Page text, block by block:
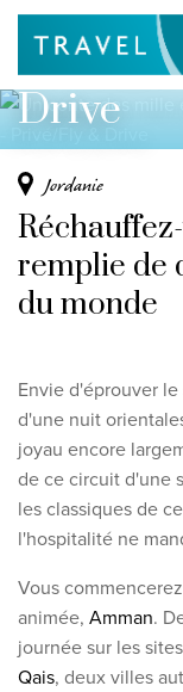
Les
Baoase
Lux* Grand
Voir toutes
Des
Fly & Drive -
Découverte
Voir tous
Lune de miel
Adultes
Luxe
Page d'accueil
Drive
Jordanie
remplie de
du monde
Envie d'éprouver
d'une nuit
joyau encore
de ce circuit d'une
les classiques de
l'hospitalité ne
Vous
animée, Amman.
journée sur les
Qais, deux villes